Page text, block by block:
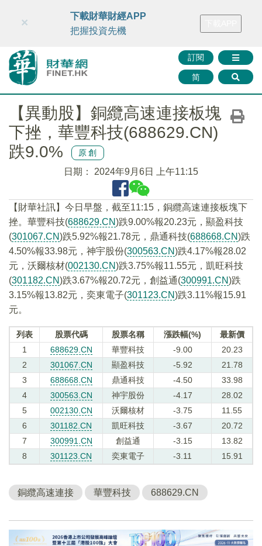
財華智庫網 FINTV FINMETA 財華證券 媒體矩陣
訂閱
简
×
下載財華財經APP
把握投資先機
【異動股】銅纜高速連接板塊
下挫，華豐科技(688629.CN)
跌9.0%
原創
日期： 2024年9月6日 上午11:15
【財華社訊】今日早盤，截至11:15，銅纜高速連接板塊下
挫。華豐科技(688629.CN)跌9.00%報20.23元，顯盈科技
(301067.CN)跌5.92%報21.78元，鼎通科技(688668.CN)跌
4.50%報33.98元，神宇股份(300563.CN)跌4.17%報28.02
元，沃爾核材(002130.CN)跌3.75%報11.55元，凱旺科技
(301182.CN)跌3.67%報20.72元，創益通(300991.CN)跌
3.15%報13.82元，奕東電子(301123.CN)跌3.11%報15.91
元。
列表 股票代碼 股票名稱 漲跌幅(%)
最新價
1
688629.CN 華豐科技 -9.00
20.23
2
301067.CN 顯盈科技 -5.92
21.78
3
688668.CN 鼎通科技 -4.50
33.98
4
300563.CN 神宇股份 -4.17
28.02
5
002130.CN 沃爾核材 -3.75
11.55
6
301182.CN 凱旺科技 -3.67
20.72
7
300991.CN 創益通 -3.15
13.82
8
301123.CN 奕東電子 -3.11 15.91
銅纜高速連接 華豐科技 688629.CN